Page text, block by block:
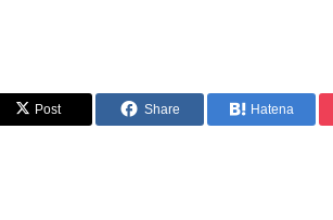
Post Share Hatena